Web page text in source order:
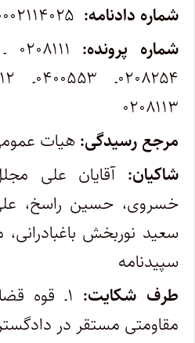
شماره دادنامه:
شماره پرونده:
۰۲۰۸۱۱۳
مرجع رسیدگی: هیات
شاکیان: آقایان علی
خسروی، حسین راسخ،
سعید نوربخش
سپیدنامه
طرف شکایت:
مقاومتی مستقر در